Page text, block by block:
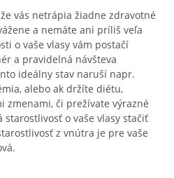
vás netrápia žiadne zdravotné
a nemáte ani príliš veľa
o vaše vlasy vám postačí
a pravidelná návšteva
ideálny stav naruší napr.
alebo ak držíte diétu,
zmenami, či prežívate výrazné
starostlivosť o vaše vlasy stačiť
z vnútra je pre vaše